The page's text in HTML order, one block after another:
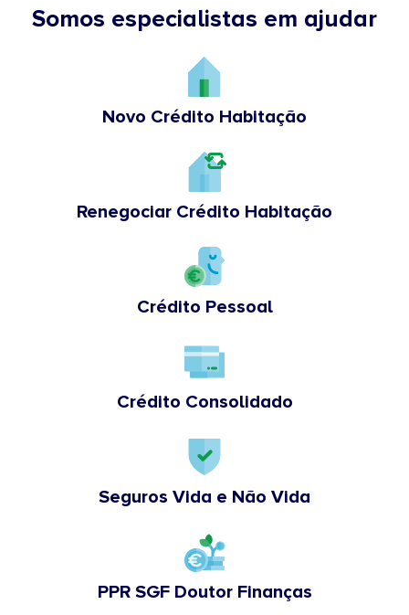
Somos especialistas em ajudar
Novo Crédito Habitação
Renegociar Crédito Habitação
Crédito Pessoal
Crédito Consolidado
Seguros Vida e Não Vida
PPR SGF Doutor Finanças